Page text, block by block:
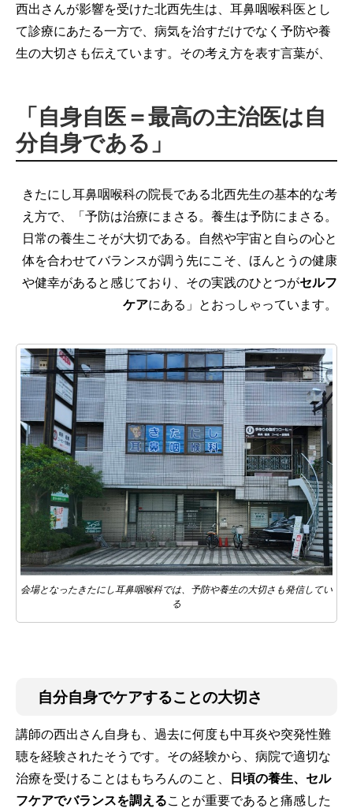
西出さんが影響を受けた北西先生は、耳鼻咽喉科医とし
て診療にあたる一方で、病気を治すだけでなく予防や養
生の大切さも伝えています。その考え方を表す言葉が、
「自身自医＝最高の主治医は自
分自身である」
きたにし耳鼻咽喉科の院長である北西先生の基本的な考
え方で、「予防は治療にまさる。養生は予防にまさる。
日常の養生こそが大切である。自然や宇宙と自らの心と
体を合わせてバランスが調う先にこそ、ほんとうの健康
や健幸があると感じており、その実践のひとつがセルフ
ケアにある」とおっしゃっています。
会場となったきたにし耳鼻咽喉科では、予防や養生の大切さも発信してい
る
自分自身でケアすることの大切さ
講師の西出さん自身も、過去に何度も中耳炎や突発性難
聴を経験されたそうです。その経験から、病院で適切な
治療を受けることはもちろんのこと、
日頃の養生、セル
フケアでバランスを調えることが重要であると痛感した